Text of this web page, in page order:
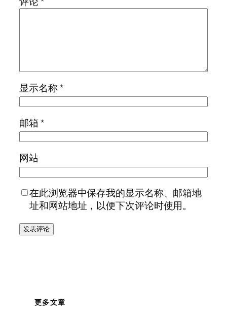
显示名称*
邮箱*
网站
在此浏览器中保存我的显示名称、邮箱地
址和网站地址，以便下次评论时使用。
更多文章